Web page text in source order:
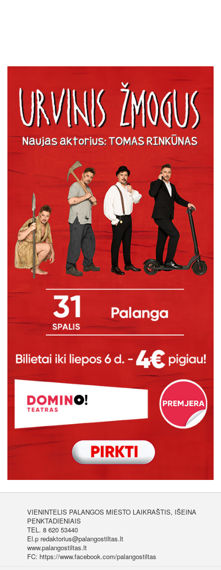
VIENINTELIS PALANGOS MIESTO LAIKRAŠTIS, IŠEINA
PENKTADIENIAIS
TEL. 8 620 53440
El.p redaktorius@palangostiltas.lt
www.palangostiltas.lt
FC: https://www.facebook.com/palangostiltas